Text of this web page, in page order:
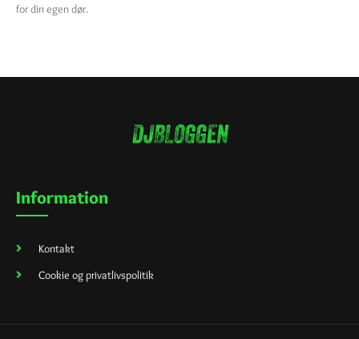
for din egen dør.
Information
Kontakt
Cookie og privatlivspolitik